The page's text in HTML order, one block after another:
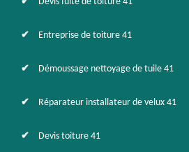
Entreprise de toiture 41
Démoussage nettoyage de tuile 41
Réparateur installateur de velux 41
Devis toiture 41